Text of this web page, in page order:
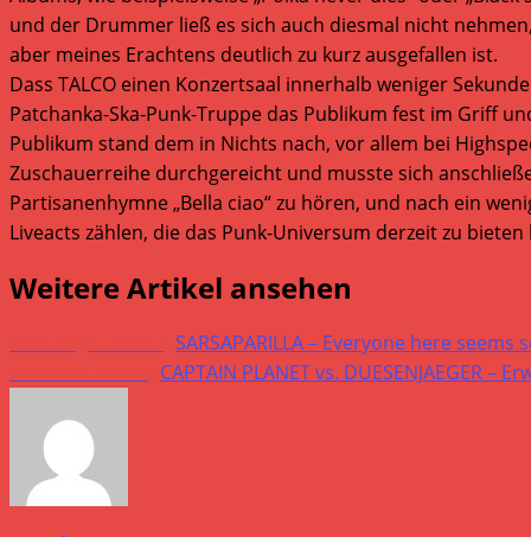
und der Drummer ließ es sich auch diesmal nicht
aber meines Erachtens deutlich zu kurz ausgefallen ist.
Dass TALCO einen Konzertsaal innerhalb weniger
Patchanka-Ska-Punk-Truppe das Publikum fest im Griff
Publikum stand dem in Nichts nach, vor allem bei
Zuschauerreihe durchgereicht und musste sich
Partisanenhymne „Bella ciao“ zu hören, und nach ein
Liveacts zählen, die das Punk-Universum derzeit zu
Weitere Artikel ansehen
SARSAPARILLA – Everyone here
CAPTAIN PLANET vs. DUESENJAEGER